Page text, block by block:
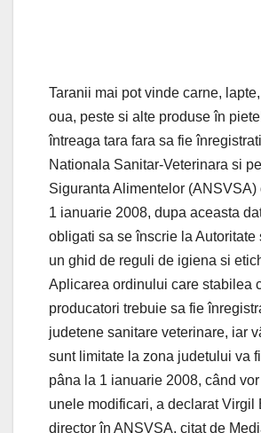
Taranii mai pot vinde carne,
oua, peste si alte produse în
întreaga tara fara sa fie
Nationala Sanitar-Veterinara si
Siguranta Alimentelor (ANSVSA)
1 ianuarie 2008, dupa aceasta
obligati sa se înscrie la Autoritate
un ghid de reguli de igiena si
Aplicarea ordinului care stabilea
producatori trebuie sa fie
judetene sanitare veterinare, iar
sunt limitate la zona judetului va
pâna la 1 ianuarie 2008, când
unele modificari, a declarat Virgil
director în ANSVSA, citat de